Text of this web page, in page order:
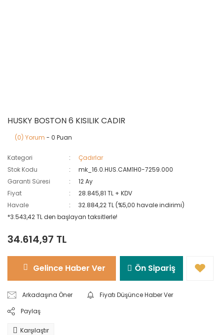
HUSKY BOSTON 6 KISILIK CADIR
(0) Yorum - 0 Puan
Kategori
Çadırlar
Stok Kodu
mk_16.0.HUS.CAM1H0-7259.000
Garanti Süresi
12 Ay
Fiyat
28.845,81 TL + KDV
Havale
32.884,22 TL (%5,00 havale indirimi)
*3.543,42 TL den başlayan taksitlerle!
34.614,97 TL
Gelince Haber Ver Ön Sipariş
Arkadaşına Öner
Fiyatı Düşünce Haber Ver
Paylaş
Karşılaştır